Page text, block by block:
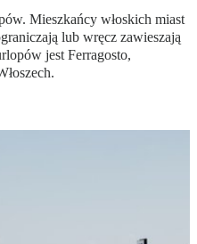
Mieszkańcy włoskich miast
lub wręcz zawieszają
jest Ferragosto,